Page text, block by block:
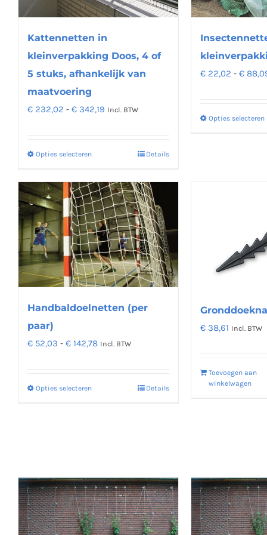
kan
gekozen
worden
op
de
Kattennetten in
kleinverpakking Doos, 4 of
5 stuks, afhankelijk van
maatvoering
€ 232,02 - € 342,19 Prijsklasse:
Incl. BTW
Opties selecterenDit
heeft
meerdere
variaties.
Deze
optie
kan
gekozen
worden
de
Details
€ 22,02 - €
Opties selecteren
Handbaldoelnetten (per
paar)
€ 52,03 - € 142,78Prijsklasse:
Incl. BTW
Opties selecterenDit
optie
kan
gekozen
Details
€ 38,61 Incl. BTW
Toevoegen aan
winkelwagen